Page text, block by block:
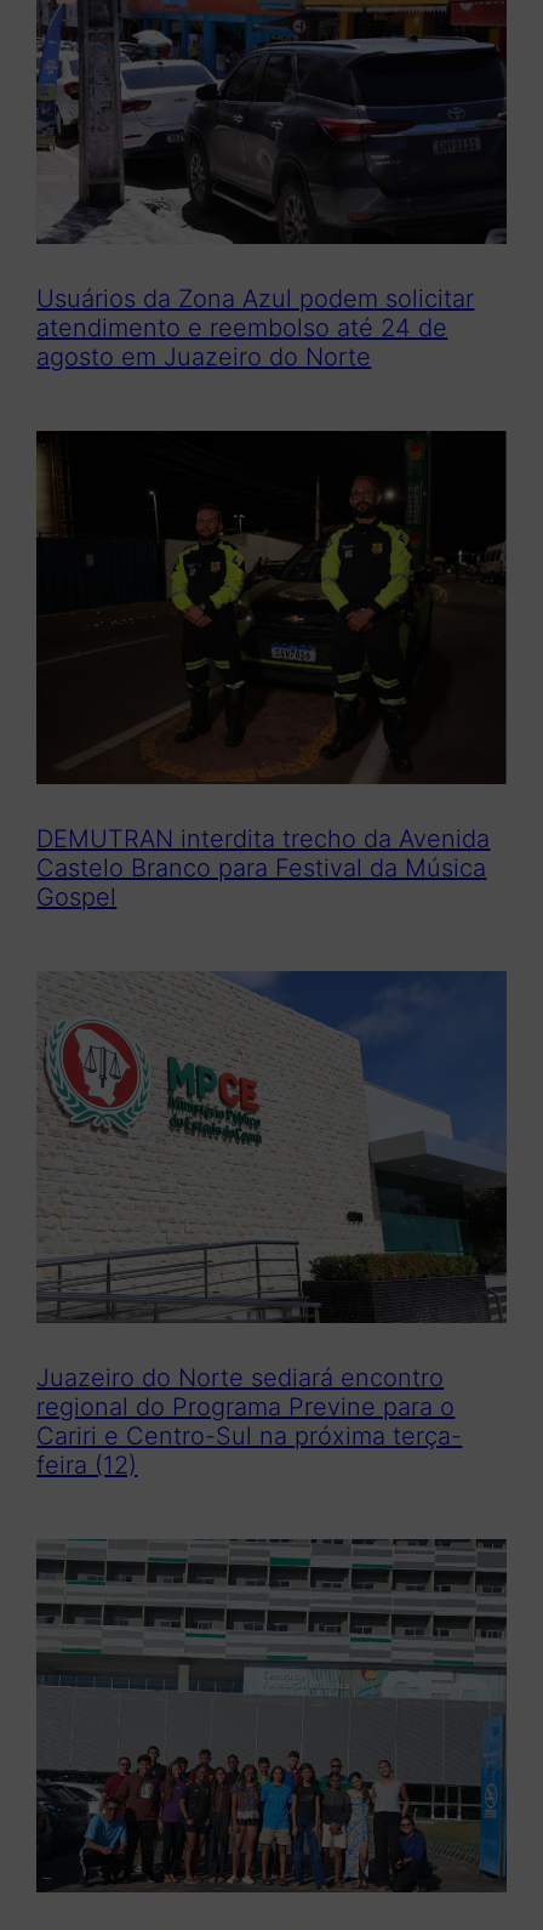
Usuários da Zona Azul podem solicitar
atendimento e reembolso até 24 de
agosto em Juazeiro do Norte
DEMUTRAN interdita trecho da Avenida
Castelo Branco para Festival da Música
Gospel
Juazeiro do Norte sediará encontro
regional do Programa Previne para o
Cariri e Centro-Sul na próxima terça-
feira (12)